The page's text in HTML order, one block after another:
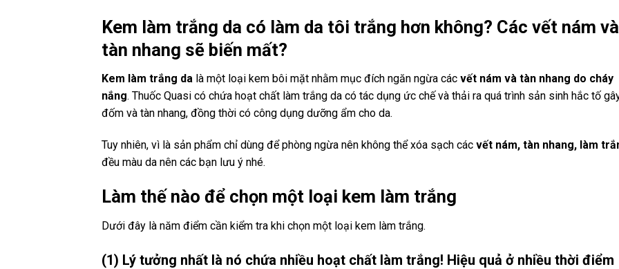
Kem làm trắng da có làm da tôi trắng hơn không? Các vết nám và
tàn nhang sẽ biến mất?
Kem làm trắng da là một loại kem bôi mặt nhằm mục đích ngăn ngừa các vết nám và tàn nhang do cháy
nắng. Thuốc Quasi có chứa hoạt chất làm trắng da có tác dụng ức chế và thải ra quá trình sản sinh hắc tố
đốm và tàn nhang, đồng thời có công dụng dưỡng ẩm cho da.
Tuy nhiên, vì là sản phẩm chỉ dùng để phòng ngừa nên không thể xóa sạch các vết nám, tàn nhang, làm
đều màu da nên các bạn lưu ý nhé.
Làm thế nào để chọn một loại kem làm trắng
Dưới đây là năm điểm cần kiểm tra khi chọn một loại kem làm trắng.
(1) Lý tưởng nhất là nó chứa nhiều hoạt chất làm trắng! Hiệu quả ở nhiều thời điểm